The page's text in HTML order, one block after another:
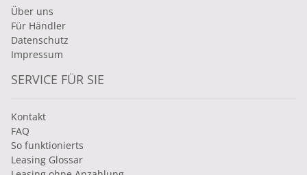
Über uns
Für Händler
Datenschutz
Impressum
SERVICE FÜR SIE
Kontakt
FAQ
So funktionierts
Leasing Glossar